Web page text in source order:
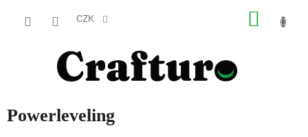
CZK
Powerleveling